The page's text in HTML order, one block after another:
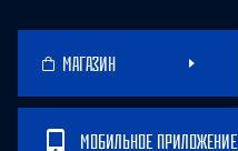
МАГАЗИН
МОБИЛЬНОЕ ПРИЛОЖЕНИЕ